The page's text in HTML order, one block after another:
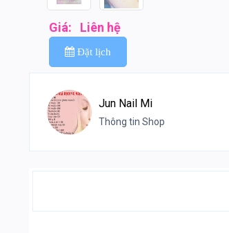
Giá: Liên hệ
Đặt lịch
Jun Nail Mi
Thông tin Shop